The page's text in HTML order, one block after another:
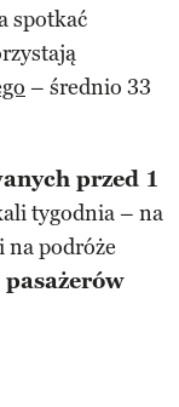
spotkać
– średnio 33
przed 1
tygodnia – na
podróże
pasażerów